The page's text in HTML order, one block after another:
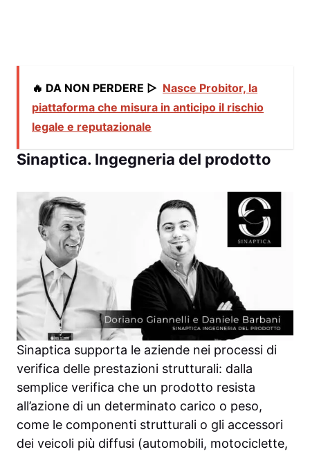
🔥 DA NON PERDERE ▷ Nasce Probitor, la
piattaforma che misura in anticipo il rischio
legale e reputazionale
Sinaptica. Ingegneria del prodotto
Sinaptica supporta le aziende nei processi di
verifica delle prestazioni strutturali: dalla
semplice verifica che un prodotto resista
all’azione di un determinato carico o peso,
come le componenti strutturali o gli accessori
dei veicoli più diffusi (automobili, motociclette,